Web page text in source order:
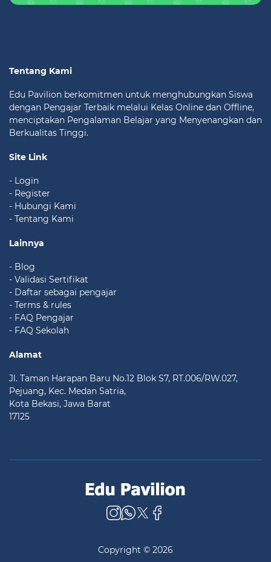
Tentang Kami
Edu Pavilion berkomitmen untuk menghubungkan Siswa
dengan Pengajar Terbaik melalui Kelas Online dan Offline,
menciptakan Pengalaman Belajar yang Menyenangkan dan
Berkualitas Tinggi.
Site Link
- Login
- Register
- Hubungi Kami
- Tentang Kami
Lainnya
- Blog
- Validasi Sertifikat
- Daftar sebagai pengajar
- Terms & rules
- FAQ Pengajar
- FAQ Sekolah
Alamat
Jl. Taman Harapan Baru No.12 Blok S7, RT.006/RW.027,
Pejuang, Kec. Medan Satria,
Kota Bekasi, Jawa Barat
17125
Copyright © 2026